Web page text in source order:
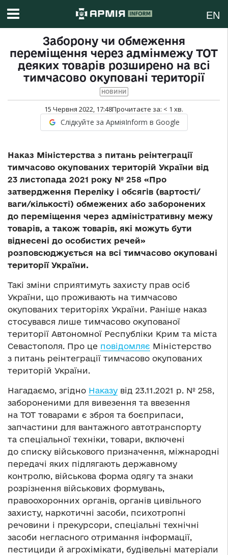
EN
Заборону чи обмеження
переміщення через адмінмежу ТОТ
деяких товарів розширено на всі
тимчасово окуповані території
НОВИНИ
15 Червня 2022, 17:48Прочитаєте за: < 1 хв.
Слідкуйте за АрміяInform в Google
Наказ Міністерства з питань реінтеграції
тимчасово окупованих територій України від
23 листопада 2021 року № 258 «Про
затвердження Переліку і обсягів (вартості/
ваги/кількості) обмежених або заборонених
до переміщення через адміністративну межу
товарів, а також товарів, які можуть бути
віднесені до особистих речей»
розповсюджується на всі тимчасово окуповані
території України.
Такі зміни сприятимуть захисту прав осіб
України, що проживають на тимчасово
окупованих територіях України. Раніше наказ
стосувався лише тимчасово окупованої
території Автономної Республіки Крим та міста
Севастополя. Про це повідомляє Міністерство
з питань реінтеграції тимчасово окупованих
територій України.
Нагадаємо, згідно Наказу від 23.11.2021 р. № 258,
забороненими для вивезення та ввезення
на ТОТ товарами є зброя та боєприпаси,
запчастини для вантажного автотранспорту
та спеціальної техніки, товари, включені
до списку військового призначення, міжнародні
передачі яких підлягають державному
контролю, військова форма одягу та знаки
розрізнення військових формувань,
правоохоронних органів, органів цивільного
захисту, наркотичні засоби, психотропні
речовини і прекурсори, спеціальні технічні
засоби негласного отримання інформації,
пестициди й агрохімікати, будівельні матеріали